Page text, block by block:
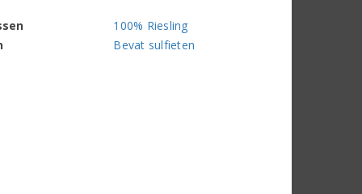
100% Riesling
Bevat sulfieten